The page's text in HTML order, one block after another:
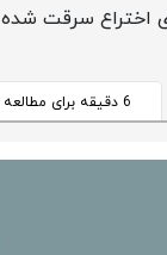
اختراع سرقت شده
6 دقیقه برای مطالعه